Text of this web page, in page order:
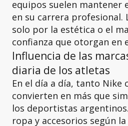
equipos suelen mantener
en su carrera profesional.
solo por la estética o el
confianza que otorgan en
Influencia de las
diaria de los atletas
En el día a día, tanto Nike
convierten en más que
los deportistas
ropa y accesorios según